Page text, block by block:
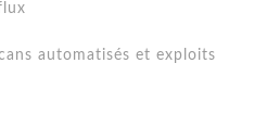
automatisés et exploits